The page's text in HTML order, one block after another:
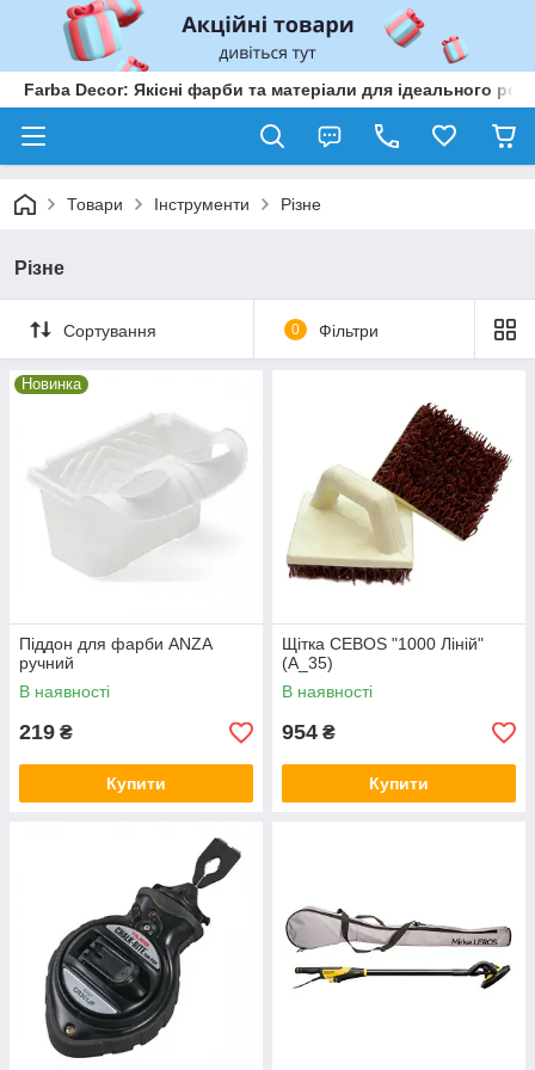
Farba Decor: Якісні фарби та матеріали для ідеального
Товари Інструменти Різне
Різне
Сортування 0 Фільтри
Новинка
Піддон для фарби ANZA
ручний
В наявності
219 ₴
Купити
Щітка CEBOS "1000 Ліній"
(А_35)
В наявності
954 ₴
Купити